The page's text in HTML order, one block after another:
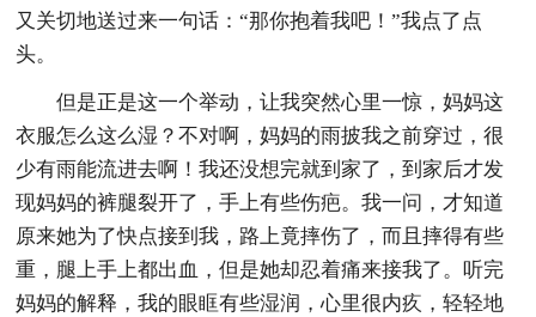
又关切地送过来一句话：“那你抱着我吧！”我点了点
头。
但是正是这一个举动，让我突然心里一惊，妈妈这
衣服怎么这么湿？不对啊，妈妈的雨披我之前穿过，很
少有雨能流进去啊！我还没想完就到家了，到家后才发
现妈妈的裤腿裂开了，手上有些伤疤。我一问，才知道
原来她为了快点接到我，路上竟摔伤了，而且摔得有些
重，腿上手上都出血，但是她却忍着痛来接我了。听完
妈妈的解释，我的眼眶有些湿润，心里很内疚，轻轻地